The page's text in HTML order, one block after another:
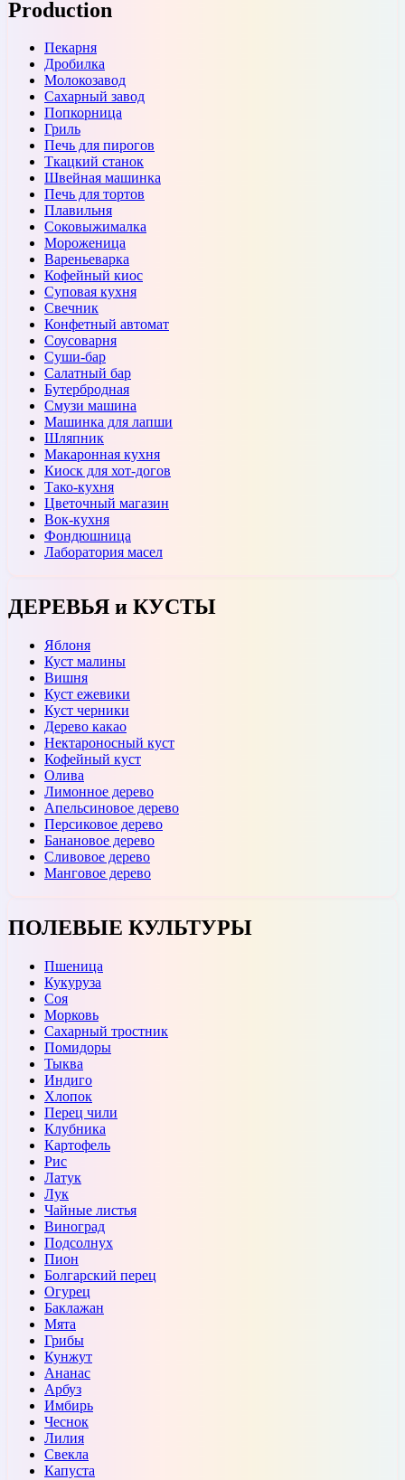
Production
Пекарня
Дробилка
Молокозавод
Сахарный завод
Попкорница
Гриль
Печь для пирогов
Ткацкий станок
Швейная машинка
Печь для тортов
Плавильня
Соковыжималка
Мороженица
Вареньеварка
Кофейный киос
Суповая кухня
Свечник
Конфетный автомат
Соусоварня
Суши-бар
Салатный бар
Бутербродная
Смузи машина
Машинка для лапши
Шляпник
Макаронная кухня
Киоск для хот-догов
Тако-кухня
Цветочный магазин
Вок-кухня
Фондюшница
Лаборатория масел
ДЕРЕВЬЯ и КУСТЫ
Яблоня
Куст малины
Вишня
Куст ежевики
Куст черники
Дерево какао
Нектароносный куст
Кофейный куст
Олива
Лимонное дерево
Апельсиновое дерево
Персиковое дерево
Банановое дерево
Сливовое дерево
Манговое дерево
ПОЛЕВЫЕ КУЛЬТУРЫ
Пшеница
Кукуруза
Соя
Морковь
Сахарный тростник
Помидоры
Тыква
Индиго
Хлопок
Перец чили
Клубника
Картофель
Рис
Латук
Лук
Чайные листья
Виноград
Подсолнух
Пион
Болгарский перец
Огурец
Баклажан
Мята
Грибы
Кунжут
Ананас
Арбуз
Имбирь
Чеснок
Лилия
Свекла
Капуста